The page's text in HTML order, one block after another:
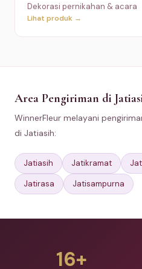
Dekorasi pernikahan & acara
Lihat produk →
Area Pengiriman di
WinnerFleur melayani
di Jatiasih:
Jatiasih Jatikramat
Jatirasa
Jatisampurna
16+